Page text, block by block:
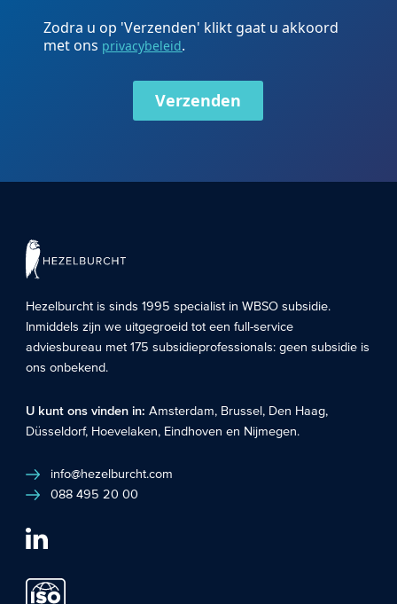
Zodra u op 'Verzenden' klikt gaat u akkoord
met ons privacybeleid.
Verzenden
Hezelburcht is sinds 1995 specialist inWBSO subsidie.
Inmiddels zijn we uitgegroeid tot een full-service
adviesbureau met 175 subsidieprofessionals: geen subsidie is
ons onbekend.
U kunt ons vinden in:Amsterdam, Brussel, Den Haag,
Düsseldorf, Hoevelaken, Eindhoven en Nijmegen.
info@hezelburcht.com
088 495 20 00